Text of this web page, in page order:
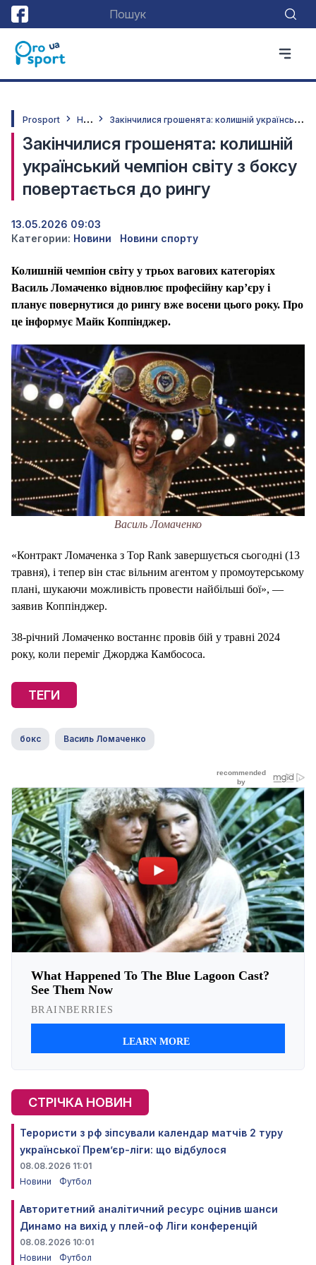
Prosport Н
овини З
акінчилися грошенята: колишній український чемпіон світу з боксу повертається до рингу
Закінчилися грошенята: колишній
український чемпіон світу з боксу
повертається до рингу
13.05.2026 09:03
Категории: Новини Новини спорту
Колишній чемпіон світу у трьох вагових категоріях
Василь Ломаченко відновлює професійну карʼєру і
планує повернутися до рингу вже восени цього року. Про
це інформує Майк Коппінджер.
Василь Ломаченко
«Контракт Ломаченка з Top Rank завершується сьогодні (13
травня), і тепер він стає вільним агентом у промоутерському
плані, шукаючи можливість провести найбільші бої», —
заявив Коппінджер.
38-річний Ломаченко востаннє провів бій у травні 2024
року, коли переміг Джорджа Камбососа.
ТЕГИ
бокс Василь Ломаченко
СТРІЧКА НОВИН
Терористи з рф зіпсували календар матчів 2 туру
української Прем’єр-ліги: що відбулося
08.08.2026 11:01
Новини
Футбол
Авторитетний аналітичний ресурс оцінив шанси
Динамо на вихід у плей-оф Ліги конференцій
08.08.2026 10:01
Новини
Футбол